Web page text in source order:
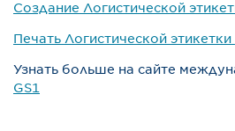
Создание Логистической
Печать Логистической этикетки
Узнать больше на сайте
GS1